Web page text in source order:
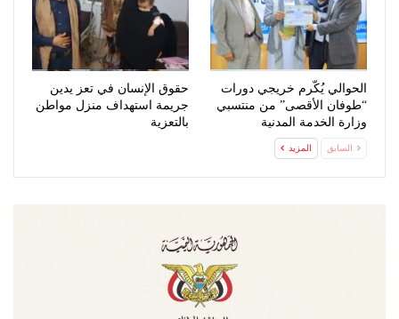
الحوالي يُكّرم خريجي دورات
“طوفان الأقصى” من منتسبي
وزارة الخدمة المدنية
حقوق الإنسان في تعز يدين
جريمة استهداف منزل مواطن
بالتعزية
السابق المزيد